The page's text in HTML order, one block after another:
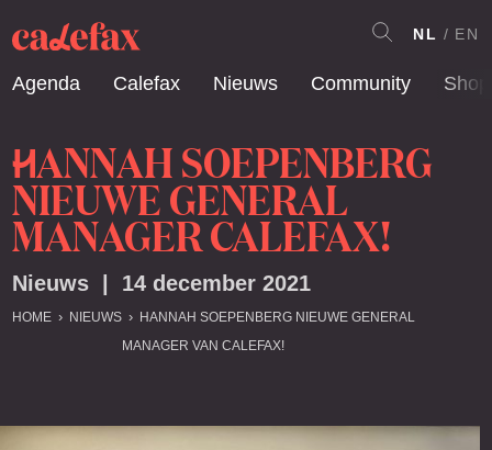
Agenda Calefax Nieuws Community Shop
NL EN
HANNAH SOEPENBERG
NIEUWE GENERAL
MANAGER CALEFAX!
Nieuws | 14 december 2021
HOME NIEUWS
HANNAH SOEPENBERG NIEUWE GENERAL
MANAGER VAN CALEFAX!